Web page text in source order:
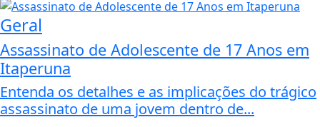
Geral
Assassinato de Adolescente de 17 Anos em
Itaperuna
Entenda os detalhes e as implicações do trágico
assassinato de uma jovem dentro de...